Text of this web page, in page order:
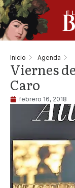
Inicio Agenda
Viernes
Caro
febrero 16, 2018